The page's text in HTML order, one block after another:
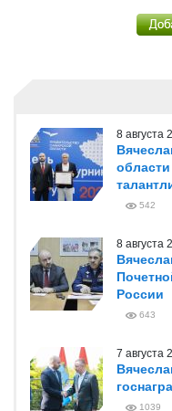
8 августа
542
8 августа
России
643
7 августа
1039